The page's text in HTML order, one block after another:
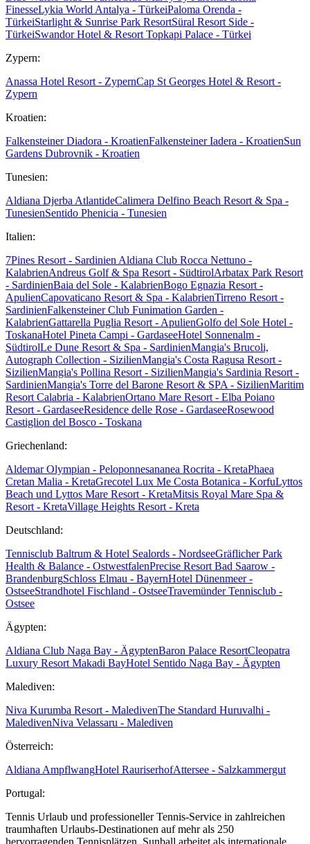
FinesseLykia World Antalya - TürkeiPaloma Orenda -
TürkeiStarlight & Sunrise Park ResortSüral Resort Side -
TürkeiSwandor Hotel & Resort Topkapi Palace - Türkei
Zypern:
Anassa Hotel Resort - ZypernCap St Georges Hotel & Resort -
Zypern
Kroatien:
Falkensteiner Diadora - KroatienFalkensteiner Iadera - KroatienSun
Gardens Dubrovnik - Kroatien
Tunesien:
Aldiana Djerba AtlantideCalimera Delfino Beach Resort & Spa -
TunesienSentido Phenicia - Tunesien
Italien:
7Pines Resort - Sardinien Aldiana Club Rocca Nettuno -
KalabrienAndreus Golf & Spa Resort - SüdtirolArbatax Park Resort
- SardinienBaia del Sole - KalabrienBogo Egnazia Resort -
ApulienCapovaticano Resort & Spa - KalabrienTirreno Resort -
SardinienFalkensteiner Club Funimation Garden -
KalabrienGattarella Puglia Resort - ApulienGolfo del Sole Hotel -
ToskanaHotel Pineta Campi - GardaseeHotel Sonnenalm -
SüdtirolLe Dune Resort & Spa - SardinienMangia's Brucoli,
Autograph Collection - SizilienMangia's Costa Ragusa Resort -
SizilienMangia's Pollina Resort - SizilienMangia's Sardinia Resort -
SardinienMangia's Torre del Barone Resort & SPA - SizilienMaritim
Resort Calabria - KalabrienOrtano Mare Resort - Elba Poiano
Resort - GardaseeResidence delle Rose - GardaseeRosewood
Castiglion del Bosco - Toskana
Griechenland:
Aldemar Olympian - Peloponnesananea Rocrita - KretaPhaea
Cretan Malia - KretaGrecotel Lux Me Costa Botanica - KorfuLyttos
Beach und Lyttos Mare Resort - KretaMitsis Royal Mare Spa &
Resort - KretaVillage Heights Resort - Kreta
Deutschland:
Tennisclub Baltrum & Hotel Sealords - NordseeGräflicher Park
Health & Balance - OstwestfalenPrecise Resort Bad Saarow -
BrandenburgSchloss Elmau - BayernHotel Dünenmeer -
OstseeStrandhotel Fischland - OstseeTravemünder Tennisclub -
Ostsee
Ägypten:
Aldiana Club Naga Bay - ÄgyptenBaron Palace ResortCleopatra
Luxury Resort Makadi BayHotel Sentido Naga Bay - Ägypten
Malediven:
Niva Kurumba Resort - MaledivenThe Standard Huruvalhi -
MaledivenNiva Velassaru - Malediven
Österreich:
Aldiana AmpflwangHotel RauriserhofAttersee - Salzkammergut
Portugal:
Tennis Urlaub und professioneller Tennis-Service in zahlreichen
traumhaften Urlaubs-Destinationen auf mehr als 250